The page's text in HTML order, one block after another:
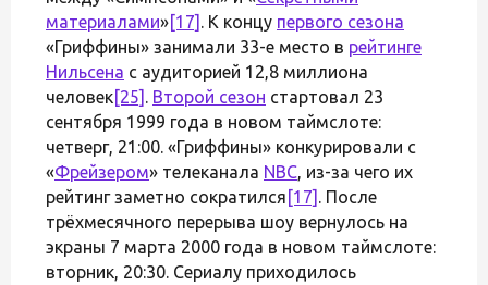
материалами»[17] . К концу первого сезона
«Гриффины» занимали 33-е место в рейтинге
Нильсена с аудиторией 12,8 миллиона
человек[25] . Второй сезон стартовал 23
сентября 1999 года в новом таймслоте:
четверг, 21:00. «Гриффины» конкурировали с
«Фрейзером» телеканала NBC, из-за чего их
рейтинг заметно сократился [17] . После
трёхмесячного перерыва шоу вернулось на
экраны 7 марта 2000 года в новом таймслоте:
вторник, 20:30. Сериалу приходилось